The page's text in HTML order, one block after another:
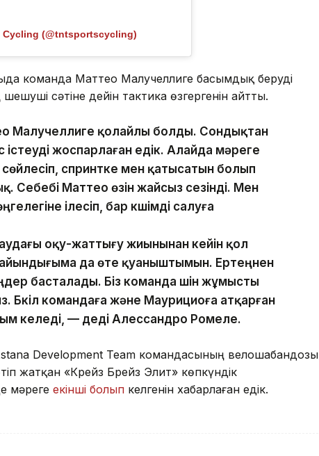
Cycling (@tntsportscycling)
команда Маттео Малучеллиге басымдық беруді
сәтіне дейін тактика өзгергенін айтты.
Малучеллиге қолайлы болды. Сондықтан
жоспарлаған едік. Алайда мәреге
спринтке мен қатысатын болып
Себебі Маттео өзін жайсыз сезінді. Мен
ілесіп, бар күшімді салуға
оқу-жаттығу жиынынан кейін қол
да өте қуаныштымын. Ертеңнен
басталады. Біз команда үшін жұмысты
Бүкіл командаға және Маурициоға атқарған
келеді, — деді Алессандро Ромеле.
Development Team командасының велошабандозы
жатқан «Крейз Брейз Элит» көпкүндік
мәреге екінші болып келгенін хабарлаған едік.